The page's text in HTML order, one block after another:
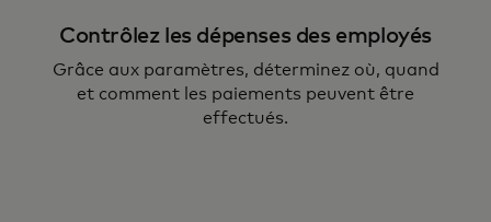
Contrôlez les dépenses des employés
Grâce aux paramètres, déterminez où, quand
et comment les paiements peuvent être
effectués.